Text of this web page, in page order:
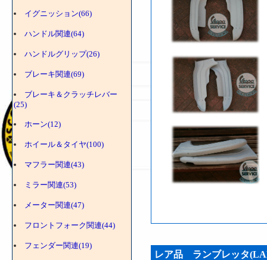
イグニッション(66)
ハンドル関連(64)
ハンドルグリップ(26)
ブレーキ関連(69)
ブレーキ＆クラッチレバー
(25)
ホーン(12)
ホイール＆タイヤ(100)
マフラー関連(43)
ミラー関連(53)
メーター関連(47)
フロントフォーク関連(44)
フェンダー関連(19)
レア品 ランブレッタ